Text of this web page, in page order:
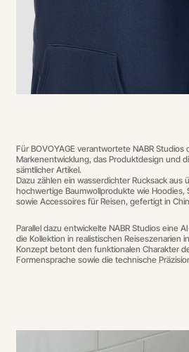
Für BOVOYAGE verantwortete NABR Studios
Markenentwicklung, das Produktdesign und
sämtlicher Artikel.
Dazu zählen ein wasserdichter Rucksack aus
hochwertige Baumwollprodukte wie Hoodies,
sowie Accessoires für Reisen, gefertigt in
Parallel dazu entwickelte NABR Studios eine
die Kollektion in realistischen Reiseszenarien
Konzept betont den funktionalen Charakter
Formensprache sowie die technische